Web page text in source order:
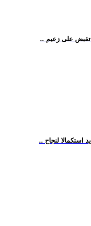
تقبض على زعيم
استكمالا لنجاح